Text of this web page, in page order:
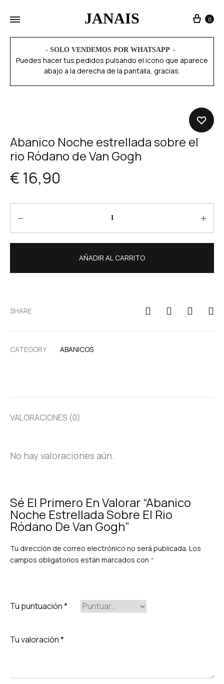
JANAIS 0
- SOLO VENDEMOS POR WHATSAPP
Puedes hacer tus pedidos pulsando el icono que aparece
abajo a la derecha de la pantalla, gracias.
Abanico Noche estrellada sobre el
rio Ródano de Van Gogh
€ 16,90
AÑADIR AL CARRITO
SHARE
CATEGORY ABANICOS
VALORACIONES (0)
No hay valoraciones aún.
Sé El Primero En Valorar “Abanico
Noche Estrellada Sobre El Rio
Ródano De Van Gogh”
Tu dirección de correo electrónico no será publicada. Los
campos obligatorios están marcados con *
Tu puntuación*
Tu valoración*